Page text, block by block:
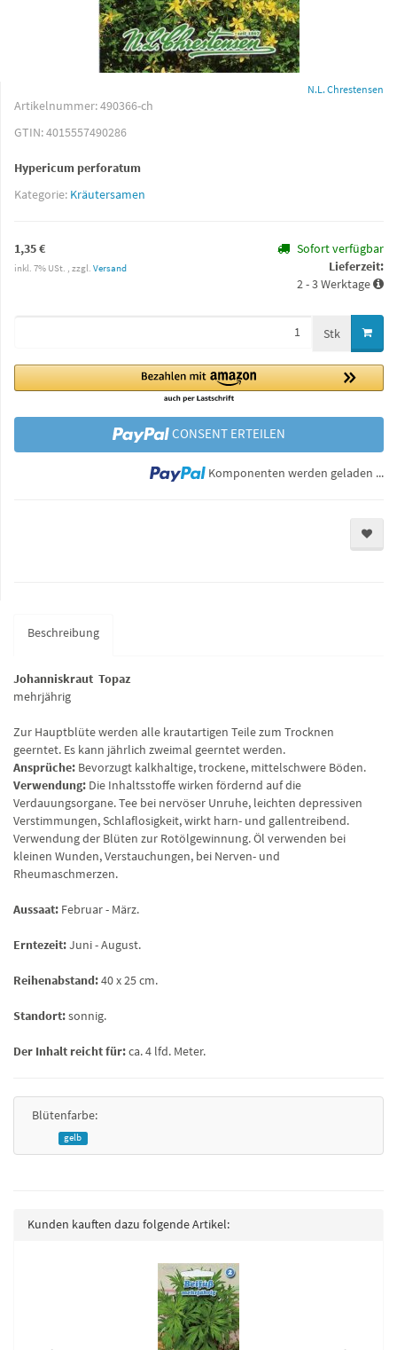
N.L. Chrestensen
Artikelnummer:490366-ch
GTIN:4015557490286
Hypericum perforatum
Kategorie: Kräutersamen
1,35 €
inkl. 7% USt. , zzgl. Versand
Sofort verfügbar
Lieferzeit:
2 - 3 Werktage
Stk
CONSENT ERTEILEN
Komponenten werden geladen ...
Beschreibung
Johanniskraut Topaz
mehrjährig
Zur Hauptblüte werden alle krautartigen Teile zum Trocknen
geerntet. Es kann jährlich zweimal geerntet werden.
Ansprüche: Bevorzugt kalkhaltige, trockene, mittelschwere Böden.
Verwendung: Die Inhaltsstoffe wirken fördernd auf die
Verdauungsorgane. Tee bei nervöser Unruhe, leichten depressiven
Verstimmungen, Schlaflosigkeit, wirkt harn- und gallentreibend.
Verwendung der Blüten zur Rotölgewinnung. Öl verwenden bei
kleinen Wunden, Verstauchungen, bei Nerven- und
Rheumaschmerzen.
Aussaat: Februar - März.
Erntezeit:Juni - August.
Reihenabstand:40 x 25 cm.
Standort:sonnig.
Der Inhalt reicht für:ca. 4 lfd. Meter.
Blütenfarbe:
gelb
Kunden kauften dazu folgende Artikel: